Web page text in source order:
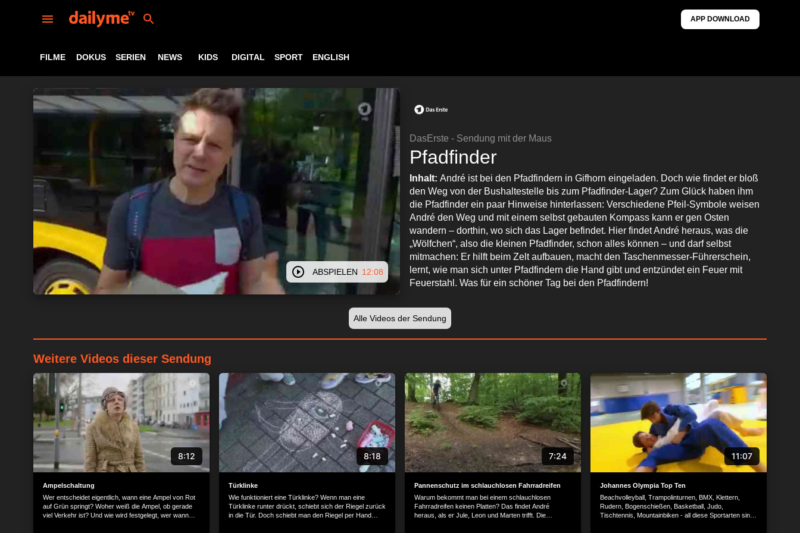
APP DOWNLOAD
FILME DOKUS SERIEN NEWS KIDS DIGITAL SPORT ENGLISH
ABSPIELEN 12:08
DasErste - Sendung mit der Maus
Pfadfinder
Inhalt: André ist bei den Pfadfindern in Gifhorn eingeladen. Doch wie findet er bloß
den Weg von der Bushaltestelle bis zum Pfadfinder-Lager? Zum Glück haben ihm
die Pfadfinder ein paar Hinweise hinterlassen: Verschiedene Pfeil-Symbole weisen
André den Weg und mit einem selbst gebauten Kompass kann er gen Osten
wandern – dorthin, wo sich das Lager befindet. Hier findet André heraus, was die
„Wölfchen“, also die kleinen Pfadfinder, schon alles können – und darf selbst
mitmachen: Er hilft beim Zelt aufbauen, macht den Taschenmesser-Führerschein,
lernt, wie man sich unter Pfadfindern die Hand gibt und entzündet ein Feuer mit
Feuerstahl. Was für ein schöner Tag bei den Pfadfindern!
Alle Videos der Sendung
Weitere Videos dieser Sendung
8:12
Ampelschaltung
Wer entscheidet eigentlich, wann eine Ampel von Rot
auf Grün springt? Woher weiß die Ampel, ob gerade
viel Verkehr ist? Und wie wird festgelegt, wer wann
8:18
Türklinke
Wie funktioniert eine Türklinke? Wenn man eine
Türklinke runter drückt, schiebt sich der Riegel zurück
in die Tür. Doch schiebt man den Riegel per Hand
7:24
Pannenschutz im schlauchlosen Fahrradreifen
Warum bekommt man bei einem schlauchlosen
Fahrradreifen keinen Platten? Das findet André
heraus, als er Jule, Leon und Marten trifft. Die
11:07
Johannes Olympia Top Ten
Beachvolleyball, Trampolinturnen, BMX, Klettern,
Rudern, Bogenschießen, Basketball, Judo,
Tischtennis, Mountainbiken - all diese Sportarten sind